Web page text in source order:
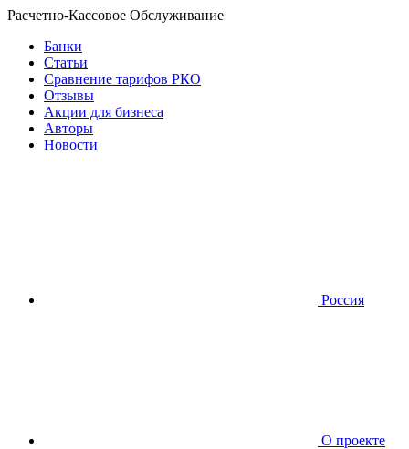
Расчетно-Кассовое Обслуживание
Банки
Статьи
Сравнение тарифов РКО
Отзывы
Акции для бизнеса
Авторы
Новости
Россия
О проекте